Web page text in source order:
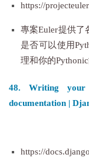
https://
專案Euler提供了
是否可以使用
理和你的Pythonic
48. Writing
documentation |
https://